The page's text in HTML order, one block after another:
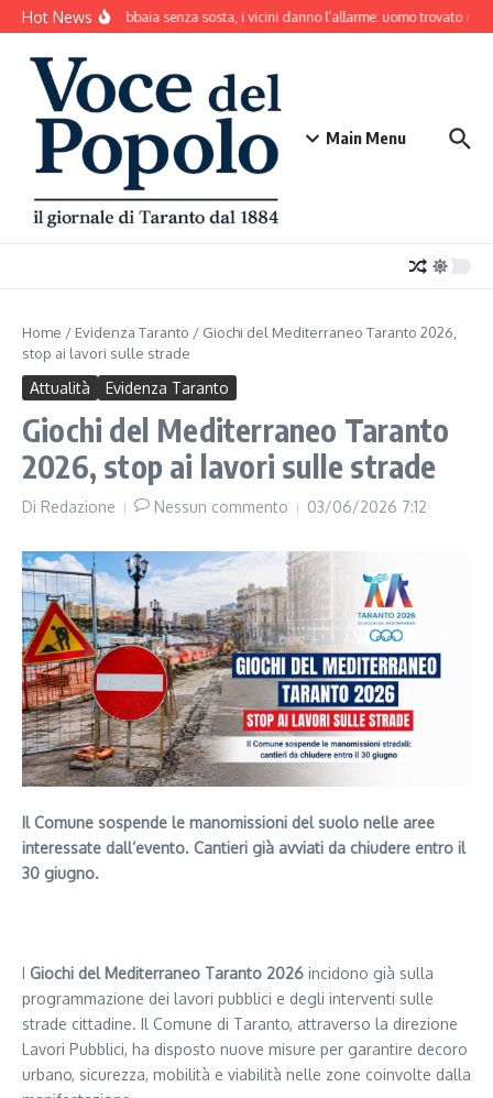
Salta al contenuto
Hot NewsIl cane abbaia senza sosta, i vicini danno l’allarme: uomo trovato
Main Menu
Home / Evidenza Taranto / Giochi del Mediterraneo Taranto 2026,
stop ai lavori sulle strade
Attualità Evidenza Taranto
Giochi del Mediterraneo Taranto
2026, stop ai lavori sulle strade
Di Redazione Nessun commento 03/06/2026 7:12
Il Comune sospende le manomissioni del suolo nelle aree
interessate dall’evento. Cantieri già avviati da chiudere entro il
30 giugno.
I Giochi del Mediterraneo Taranto 2026 incidono già sulla
programmazione dei lavori pubblici e degli interventi sulle
strade cittadine. Il Comune di Taranto, attraverso la direzione
Lavori Pubblici, ha disposto nuove misure per garantire decoro
urbano, sicurezza, mobilità e viabilità nelle zone coinvolte dalla